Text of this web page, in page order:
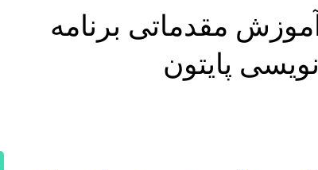
آموزش مقدماتی برنامه
نویسی پایتون